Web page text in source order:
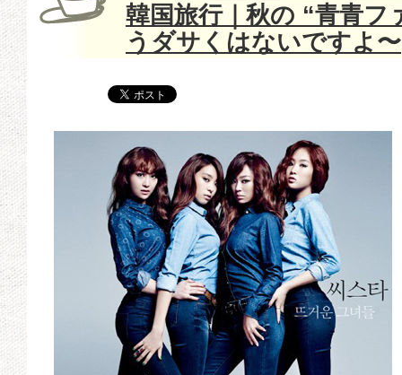
韓国旅行｜秋の “青青フ
うダサくはないですよ〜